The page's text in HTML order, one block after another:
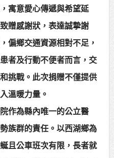
寓意愛心傳遞與希望延
贈感謝狀，表達誠摯謝
偏鄉交通資源相對不足，
者及行動不便者而言，交
挑戰。此次捐贈不僅提供
溫暖力量。
作為縣內唯一的公立醫
族群的責任。以西湖鄉為
且公車班次有限，長者就